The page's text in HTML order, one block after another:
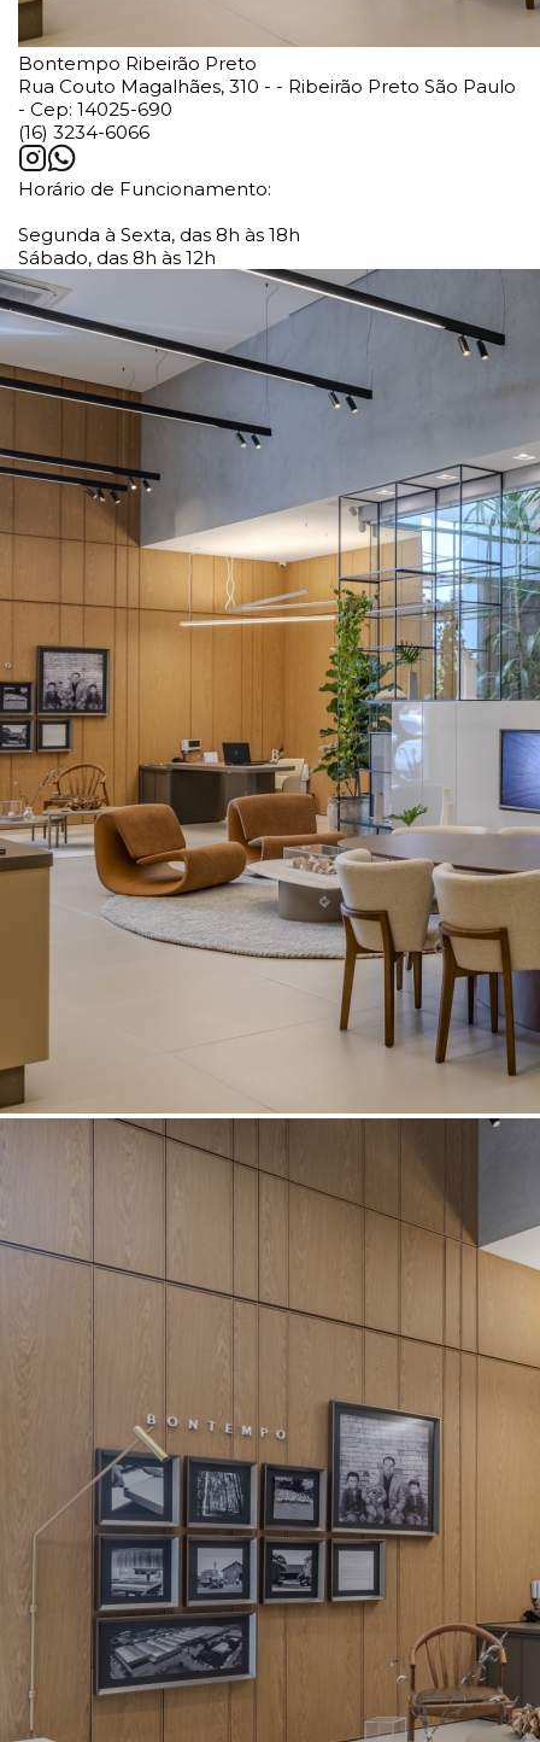
Bontempo Ribeirão Preto
Rua Couto Magalhães, 310 - - Ribeirão Preto São Paulo
- Cep: 14025-690
(16) 3234-6066
Horário de Funcionamento:
Segunda à Sexta, das 8h às 18h
Sábado, das 8h às 12h